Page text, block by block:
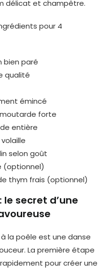
délicat et champêtre.
pour 4
bien paré
qualité
émincé
moutarde forte
entière
selon goût
(optionnel)
thym frais (optionnel)
le secret d’une
la poêle est une danse
La première étape
pour créer une